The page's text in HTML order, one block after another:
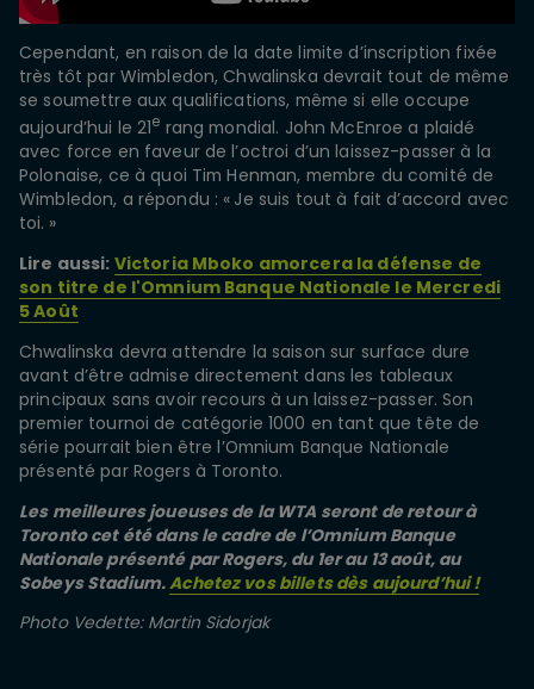
Cependant, en raison de la date limite d’inscription fixée
très tôt par Wimbledon, Chwalinska devrait tout de même
se soumettre aux qualifications, même si elle occupe
aujourd’hui le 21e rang mondial. John McEnroe a plaidé
avec force en faveur de l’octroi d’un laissez-passer à la
Polonaise, ce à quoi Tim Henman, membre du comité de
Wimbledon, a répondu : « Je suis tout à fait d’accord avec
toi. »
Lire aussi: Victoria Mboko amorcera la défense de
son titre de l'Omnium Banque Nationale le Mercredi
5 Août
Chwalinska devra attendre la saison sur surface dure
avant d’être admise directement dans les tableaux
principaux sans avoir recours à un laissez-passer. Son
premier tournoi de catégorie 1000 en tant que tête de
série pourrait bien être l’Omnium Banque Nationale
présenté par Rogers à Toronto.
Les meilleures joueuses de la WTA seront de retour à
Toronto cet été dans le cadre de l’Omnium Banque
Nationale présenté par Rogers, du 1er au 13 août, au
Sobeys Stadium.Achetez vos billets dès aujourd’hui !
Photo Vedette: Martin Sidorjak